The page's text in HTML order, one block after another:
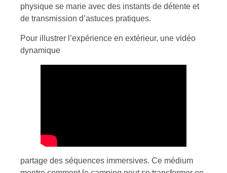
physique se marie avec des instants de détente et
de transmission d’astuces pratiques.
Pour illustrer l’expérience en extérieur, une vidéo
dynamique
partage des séquences immersives. Ce médium